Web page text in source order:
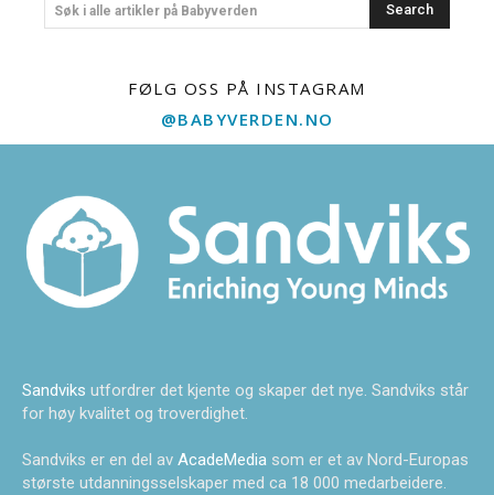
Søk i alle artikler på Babyverden Search
FØLG OSS PÅ INSTAGRAM
@BABYVERDEN.NO
Sandviks utfordrer det kjente og skaper det nye. Sandviks står
for høy kvalitet og troverdighet.
Sandviks er en del av AcadeMedia som er et av Nord-Europas
største utdanningsselskaper med ca 18 000 medarbeidere.